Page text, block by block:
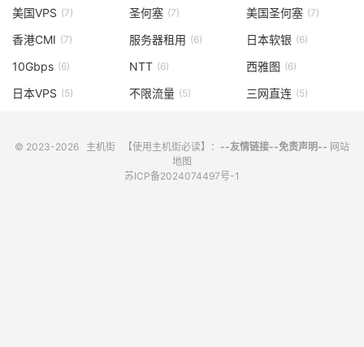
美国VPS (7) 圣何塞 (7) 美国圣何塞 (7)
香港CMI (7) 服务器租用 (6) 日本软银 (6)
10Gbps (6) NTT (6) 西雅图 (6)
日本VPS (5) 不限流量 (5) 三网直连 (5)
© 2023-2026 主机街 【使用主机街必读】： --友情链接--免责声明-- 网站
地图
苏ICP备2024074497号-1